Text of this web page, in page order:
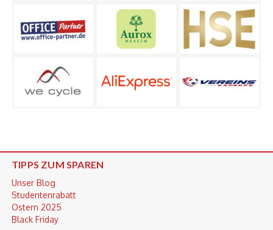
TIPPS ZUM SPAREN
Unser Blog
Studentenrabatt
Ostern 2025
Black Friday